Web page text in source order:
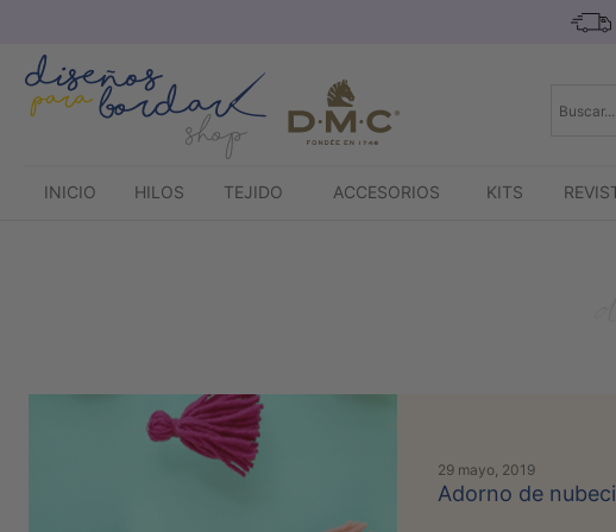
contenido
INICIO HILOS TEJIDO ACCESORIOS KITS
29 mayo, 2019
Adorno de